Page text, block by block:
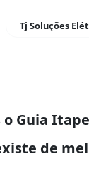
Tj Soluções
o Guia
de